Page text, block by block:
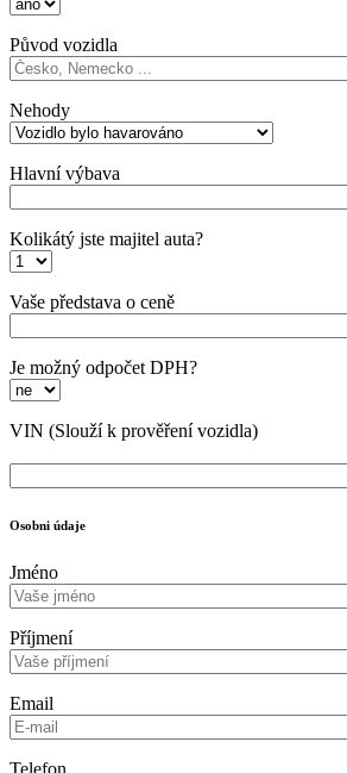
Původ vozidla
Nehody
Hlavní výbava
Kolikátý jste majitel auta?
Vaše představa o ceně
Je možný odpočet DPH?
VIN (Slouží k prověření vozidla)
Osobni údaje
Jméno
Příjmení
Email
Telefon